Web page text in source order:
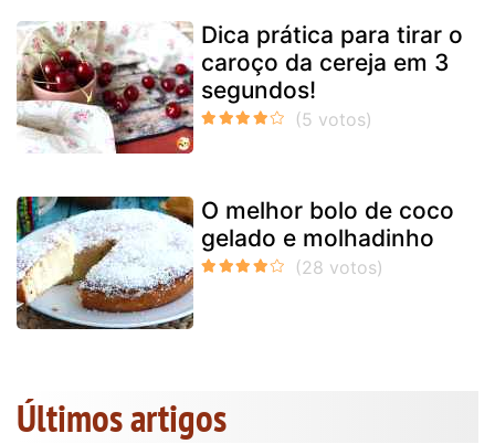
Dica prática para tirar o
caroço da cereja em 3
segundos!
O melhor bolo de coco
gelado e molhadinho
Últimos artigos